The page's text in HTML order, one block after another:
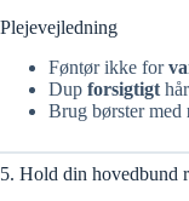
Plejevejledning
Føntør ikke for
Dup forsigtigt
Brug børster med
5. Hold din hovedbund